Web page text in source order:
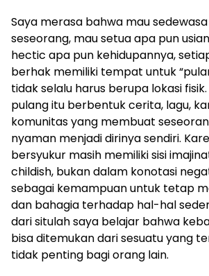
Saya merasa bahwa mau
seseorang, mau setua apa pun
hectic apa pun kehidupannya,
berhak memiliki tempat untuk
tidak selalu harus berupa lokasi
pulang itu berbentuk cerita, lagu,
komunitas yang membuat
nyaman menjadi dirinya sendiri.
bersyukur masih memiliki sisi
childish, bukan dalam konotasi
sebagai kemampuan untuk tetap
dan bahagia terhadap hal-hal
dari situlah saya belajar bahwa
bisa ditemukan dari sesuatu yang
tidak penting bagi orang lain.